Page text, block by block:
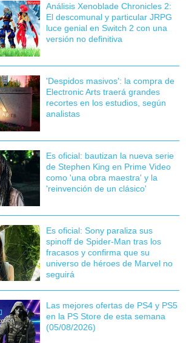
Análisis Xenoblade Chronicles 2:
El descomunal y particular JRPG
luce genial en Switch 2 con una
versión no definitiva
'Despidos masivos': la compra de
Electronic Arts traerá grandes
recortes en los estudios, según
analistas
Es oficial: bautizan la nueva serie
de Stephen King en Prime Video
como 'una obra maestra' y la
'reinvención de un clásico'
Es oficial: Sony paraliza sus
spinoff de Spider-Man tras los
fracasos y confirma que su
universo de héroes de Marvel no
seguirá
Las mejores ofertas de PS4 y PS5
en la PS Store de esta semana
(05/08/2026)